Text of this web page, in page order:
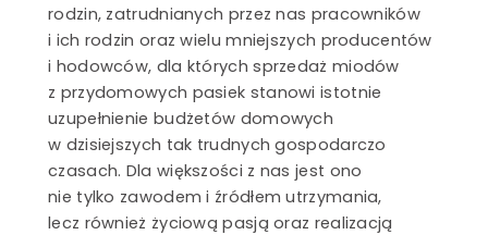
Kasztelewicz
SZCZEGÓŁY
Miody
ekologiczne
rodzin, zatrudnianych przez nas pracowników
i ich rodzin oraz wielu mniejszych producentów
i hodowców, dla których sprzedaż miodów
z przydomowych pasiek stanowi istotnie
uzupełnienie budżetów domowych
w dzisiejszych tak trudnych gospodarczo
czasach. Dla większości z nas jest ono
nie tylko zawodem i źródłem utrzymania,
lecz również życiową pasją oraz realizacją